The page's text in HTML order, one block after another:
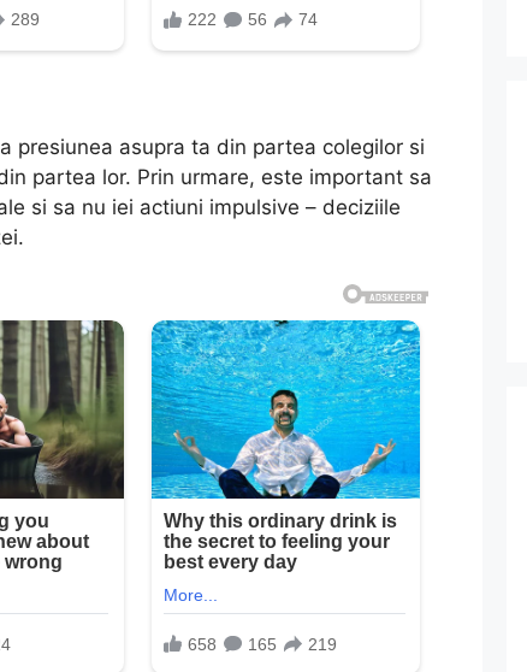
presiunea asupra ta din partea colegilor si
partea lor. Prin urmare, este important sa
si sa nu iei actiuni impulsive – deciziile